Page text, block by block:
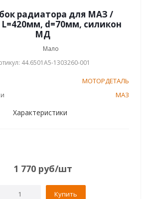
радиатора для МАЗ /
d=70мм, силикон
МД
Мало
44.6501А5-1303260-001
МОТОРДЕТАЛЬ
МАЗ
Характеристики
1 770руб/шт
Купить